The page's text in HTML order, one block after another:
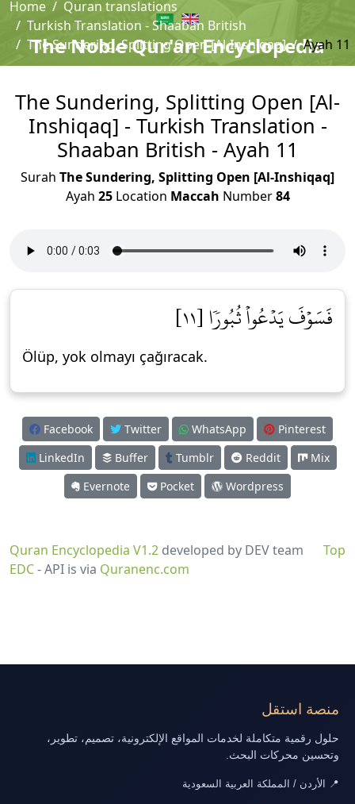
The Noble Qur'an Encyclopedia
Home
Quran translations
Turkish Translation - Shaaban British
The Sundering, Splitting Open [Al-Inshiqaq]
Ayah 11
The Sundering, Splitting Open [Al-
Inshiqaq] - Turkish Translation -
Shaaban British - Ayah 11
Surah The Sundering, Splitting Open [Al-Inshiqaq]
Ayah 25Location Maccah Number84
فَسَوۡفَ يَدۡعُواْ ثُبُورٗا [١١]
Ölüp, yok olmayı çağıracak.
Facebook Twitter WhatsApp
Pinterest
LinkedIn
Buffer Tumblr Reddit
Mix
Evernote
Pocket Wordpress
Top
Quran Encyclopedia V1.2 developed by DEV team
EDC- API is via Quranenc.com
منصة استقل
حلول رقمية متكاملة لخدمات المواقع الإلكترونية، تصميم، تطوير،
وتحسين محركات البحث.
📍 الأردن / المملكة العربية السعودية